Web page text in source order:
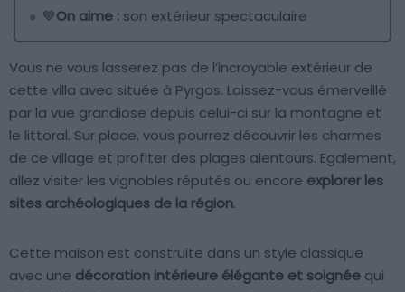
💙On aime : son extérieur spectaculaire
Vous ne vous lasserez pas de l’incroyable extérieur de
cette villa avec située à Pyrgos. Laissez-vous émerveillé
par la vue grandiose depuis celui-ci sur la montagne et
le littoral. Sur place, vous pourrez découvrir les charmes
de ce village et profiter des plages alentours. Egalement,
allez visiter les vignobles réputés ou encore explorer les
sites archéologiques de la région.
Cette maison est construite dans un style classique
avec une décoration intérieure élégante et soignée qui